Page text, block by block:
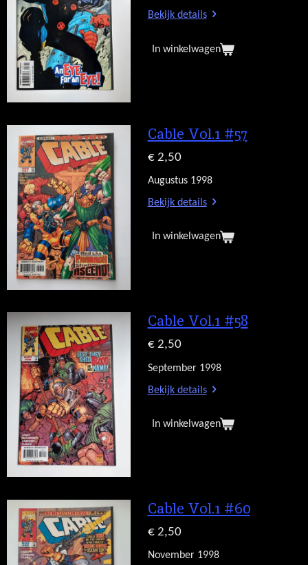
Bekijk details
In winkelwagen
Cable Vol.1 #57
€ 2,50
Augustus 1998
Bekijk details
In winkelwagen
Cable Vol.1 #58
€ 2,50
September 1998
Bekijk details
In winkelwagen
Cable Vol.1 #60
€ 2,50
November 1998